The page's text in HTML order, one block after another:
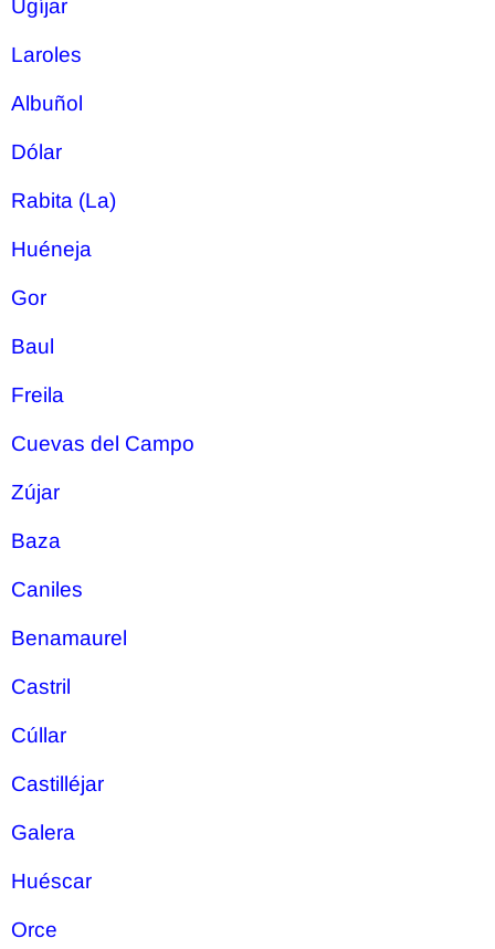
Ugíjar
Laroles
Albuñol
Dólar
Rabita (La)
Huéneja
Gor
Baul
Freila
Cuevas del Campo
Zújar
Baza
Caniles
Benamaurel
Castril
Cúllar
Castilléjar
Galera
Huéscar
Orce